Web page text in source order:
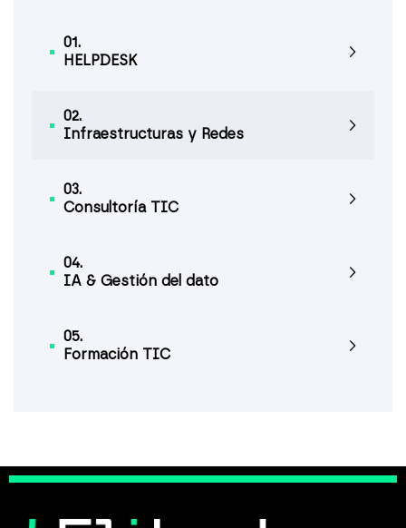
01.
HELPDESK
02.
Infraestructuras y Redes
03.
Consultoría TIC
04.
IA & Gestión del dato
05.
Formación TIC